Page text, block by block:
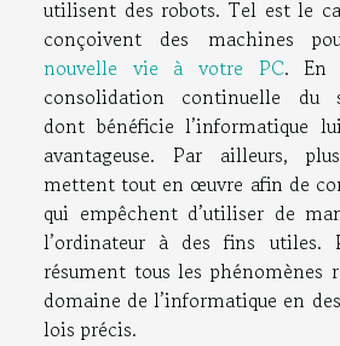
utilisent des robots. Tel est le
conçoivent des machines
nouvelle vie à votre PC. En
consolidation continuelle du
dont bénéficie l’informatique
avantageuse. Par ailleurs,
mettent tout en œuvre afin de
qui empêchent d’utiliser de
l’ordinateur à des fins utiles.
résument tous les phénomènes
domaine de l’informatique en
lois précis.